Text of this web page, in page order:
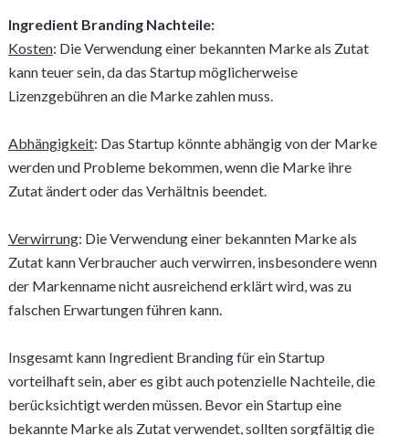
Ingredient Branding Nachteile:
Kosten: Die Verwendung einer bekannten Marke als Zutat
kann teuer sein, da das Startup möglicherweise
Lizenzgebühren an die Marke zahlen muss.
Abhängigkeit: Das Startup könnte abhängig von der Marke
werden und Probleme bekommen, wenn die Marke ihre
Zutat ändert oder das Verhältnis beendet.
Verwirrung: Die Verwendung einer bekannten Marke als
Zutat kann Verbraucher auch verwirren, insbesondere wenn
der Markenname nicht ausreichend erklärt wird, was zu
falschen Erwartungen führen kann.
Insgesamt kann Ingredient Branding für ein Startup
vorteilhaft sein, aber es gibt auch potenzielle Nachteile, die
berücksichtigt werden müssen. Bevor ein Startup eine
bekannte Marke als Zutat verwendet, sollten sorgfältig die